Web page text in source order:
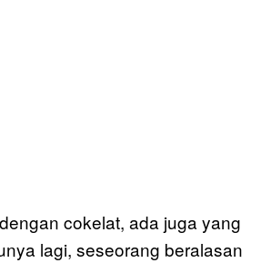
cokelat, ada juga yang
lagi, seseorang beralasan